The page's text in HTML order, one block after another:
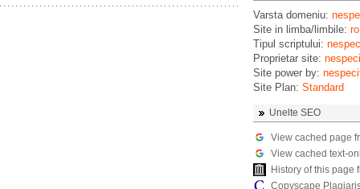
Varsta domeniu:
Site in limba/limbile: ro
Tipul scriptului:
Proprietar site:
Site power by:
Site Plan: Standard
Unelte SEO
View cached page
View cached text-
History of this page
Copyscape